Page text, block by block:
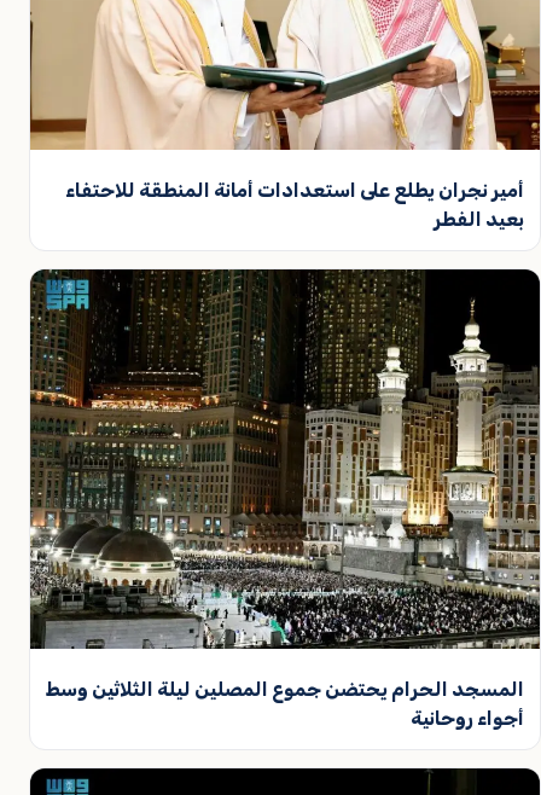
أمير نجران يطلع على استعدادات أمانة المنطقة للاحتفاء
بعيد الفطر
المسجد الحرام يحتضن جموع المصلين ليلة الثلاثين وسط
أجواء روحانية